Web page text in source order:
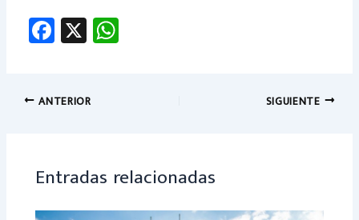
Fa
ce
o
X
ANTERIOR SIGUIENTE
Entradas relacionadas